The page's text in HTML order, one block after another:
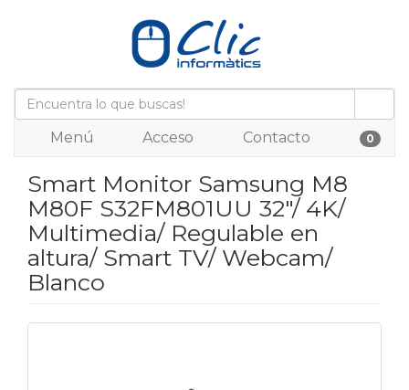
Menú Acceso Contacto 0
Smart Monitor Samsung M8
M80F S32FM801UU 32"/ 4K/
Multimedia/ Regulable en
altura/ Smart TV/ Webcam/
Blanco